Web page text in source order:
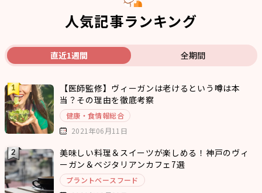
人気記事ランキング
直近1週間 全期間
【医師監修】ヴィーガンは老けるという噂は本
当？その理由を徹底考察
健康・食情報総合
2021年06月11日
美味しい料理＆スイーツが楽しめる！神戸のヴィ
ーガン＆ベジタリアンカフェ7選
プラントベースフード